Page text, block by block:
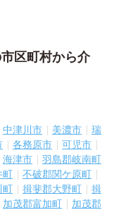
区町村から介
中津川市 美濃市
瑞
各務原市
可児市
海津市
羽島郡岐南町
町
不破郡関ケ原町
町 揖斐郡大野町
揖
加茂郡富加町
加茂郡